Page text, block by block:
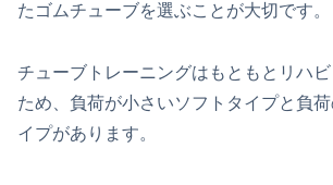
たゴムチューブを選ぶことが大切です。
チューブトレーニングはもともとリハ
ため、負荷が小さいソフトタイプと負
イプがあります。